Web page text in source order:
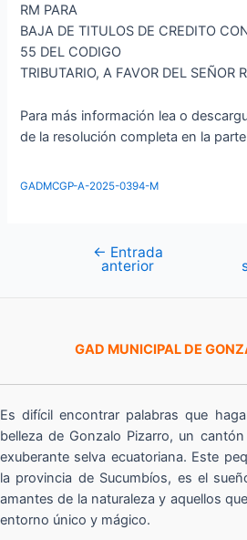
RM PARA
BAJA DE TITULOS DE CREDITO
55 DEL CODIGO
TRIBUTARIO, A FAVOR DEL SEÑOR
Para más información lea o
de la resolución completa en la
GADMCGP-A-2025-0394-M
Navegación
← Entrada
anterior
GAD MUNICIPAL DE
Es difícil encontrar palabras que
belleza de Gonzalo Pizarro, un
exuberante selva ecuatoriana. Este
la provincia de Sucumbíos, es el
amantes de la naturaleza y aquellos
entorno único y mágico.